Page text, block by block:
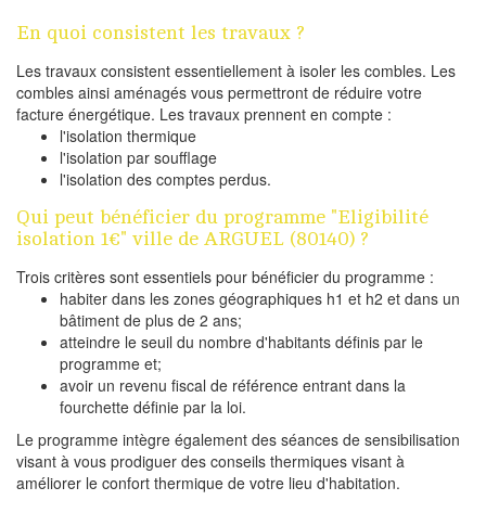
En quoi consistent les travaux ?
Les travaux consistent essentiellement à isoler les combles. Les
combles ainsi aménagés vous permettront de réduire votre
facture énergétique. Les travaux prennent en compte :
l'isolation thermique
l'isolation par soufflage
l'isolation des comptes perdus.
Qui peut bénéficier du programme "Eligibilité
isolation 1€" ville de ARGUEL (80140) ?
Trois critères sont essentiels pour bénéficier du programme :
habiter dans les zones géographiques h1 et h2 et dans un
bâtiment de plus de 2 ans;
atteindre le seuil du nombre d'habitants définis par le
programme et;
avoir un revenu fiscal de référence entrant dans la
fourchette définie par la loi.
Le programme intègre également des séances de sensibilisation
visant à vous prodiguer des conseils thermiques visant à
améliorer le confort thermique de votre lieu d'habitation.